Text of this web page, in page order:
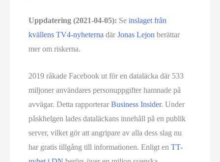
Uppdatering (2021-04-05): Seinslaget från
kvällens TV4-nyheterna därJonas Lejon berättar
mer om riskerna.
2019 råkade Facebook ut för en dataläcka där 533
miljoner användares personuppgifter hamnade på
avvägar. Detta rapporterarBusiness Insider. Under
påskhelgen lades dataläckans innehåll på en publik
server, vilket gör att angripare av alla dess slag nu
har gratis tillgång till informationen. Enligt enTT-